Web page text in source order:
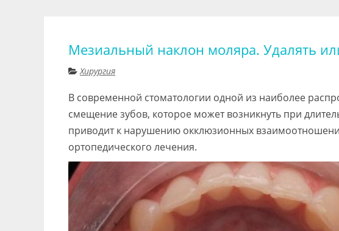
Мезиальный наклон моляра. Удалять
Хирургия
В современной стоматологии одной из наиболее
смещение зубов, которое может возникнуть при
приводит к нарушению окклюзионных
ортопедического лечения.